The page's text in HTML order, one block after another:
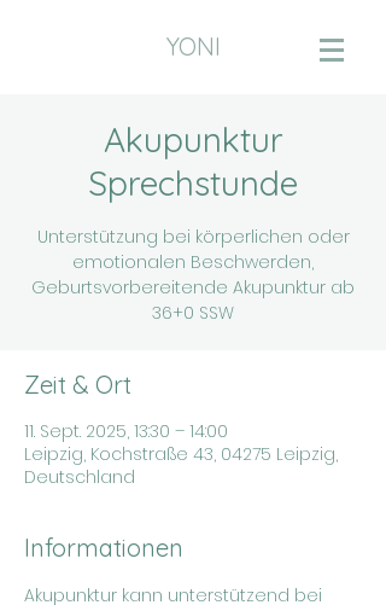
YONI
Akupunktur
Sprechstunde
Unterstützung bei körperlichen oder
emotionalen Beschwerden,
Geburtsvorbereitende Akupunktur ab
36+0 SSW
Zeit & Ort
11. Sept. 2025, 13:30 – 14:00
Leipzig, Kochstraße 43, 04275 Leipzig,
Deutschland
Informationen
Akupunktur kann unterstützend bei